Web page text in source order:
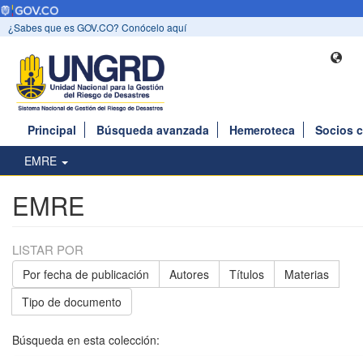
¿Sabes que es GOV.CO? Conócelo aquí
Principal Búsqueda avanzada Hemeroteca
Socios
EMRE
EMRE
LISTAR POR
Por fecha de publicación Autores Títulos
Materias
Tipo de documento
Búsqueda en esta colección: